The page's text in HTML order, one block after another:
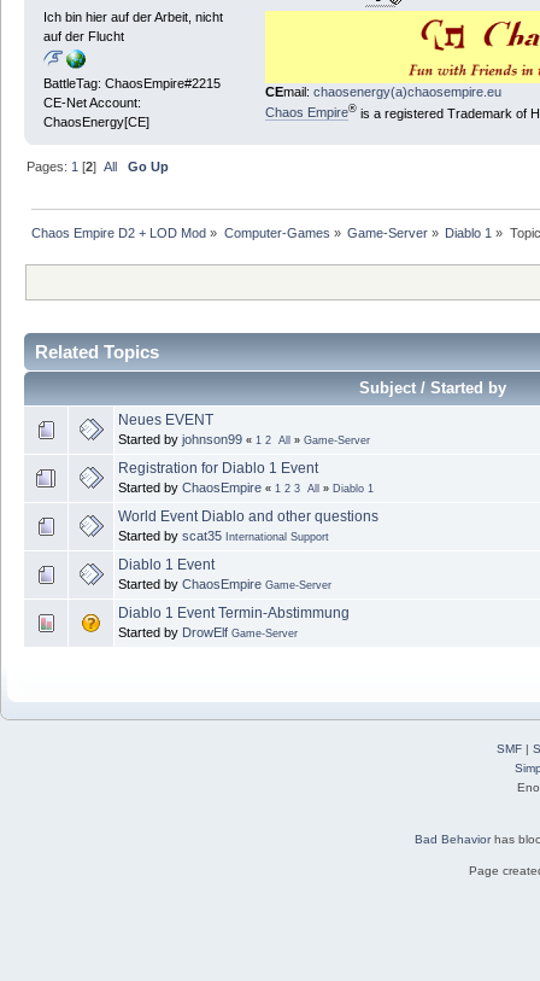
Ich bin hier auf der Arbeit, nicht
auf der Flucht
BattleTag: ChaosEmpire#2215
CE-Net Account:
ChaosEnergy[CE]
CEmail: chaosenergy(a)chaosempire.eu
Chaos Empire®is a registered Trademark of
Pages: 1 [2]All Go Up
Chaos Empire D2 + LOD Mod » Computer-Games » Game-Server» Diablo 1 »
Related Topics
Subject / Started by
Neues EVENT
Started by johnson99 « 1 2 All » Game-Server
Registration for Diablo 1 Event
Started by ChaosEmpire « 1 2 3 All » Diablo 1
World Event Diablo and other questions
Started by scat35 International Support
Diablo 1 Event
Started by ChaosEmpire Game-Server
Diablo 1 Event Termin-Abstimmung
Started by DrowElf Game-Server
SMF|
Bad Behaviorhas
Page